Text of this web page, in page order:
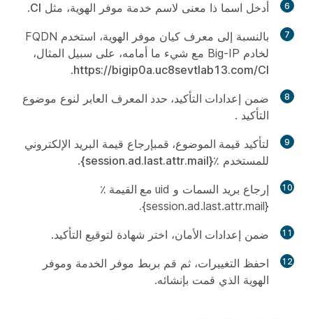
6 أدخل اسما ذا معنى لاسم خدمة موفر الهوية، مثل CI
.
7
بالنسبة إلى معرف كيان موفر الهوية، استخدم FQDN
لخادم Big-IP مع شيء ما أمامه، على سبيل المثال،
https://bigip0a.uc8sevtlab13.com/CI
.
8 ضمن إعدادات التأكيد، حدد المعرف العابر لنوع موضوع
التأكيد .
9 لتأكيد قيمة الموضوع، قمبإرجاع قيمة البريد الإلكتروني
للمستخدم ٪{session.ad.last.attr.mail} .
10 إرجاع بريد السمات و uid مع القيمة ٪
{session.ad.last.attr.mail}
.
11 ضمن إعدادات الأمان، اختر شهادة لتوقيع التأكيد.
12
احفظ التغييرات، ثم قم بربط موفر الخدمة وموفر
الهوية الذي قمت بإنشائه.